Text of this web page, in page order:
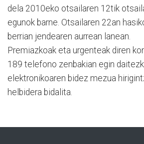
dela 2010eko otsailaren 12tik
egunok barne. Otsailaren 22an
berrian jendearen aurrean lanean.
Premiazkoak eta urgenteak diren
189 telefono zenbakian egin
elektronikoaren bidez mezua
helbidera bidalita.